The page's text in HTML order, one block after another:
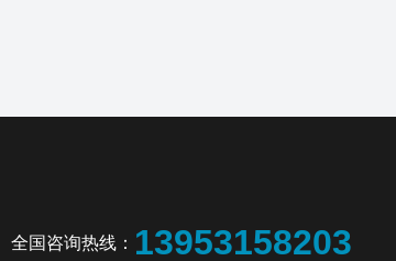
全国咨询热线： 13953158203